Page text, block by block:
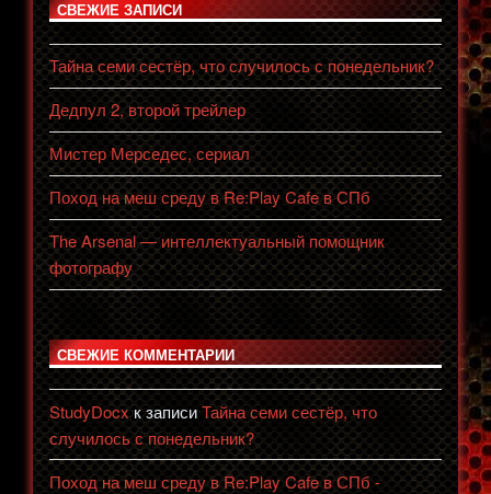
СВЕЖИЕ ЗАПИСИ
Тайна семи сестёр, что случилось с понедельник?
Дедпул 2, второй трейлер
Мистер Мерседес, сериал
Поход на меш среду в Re:Play Cafe в СПб
The Arsenal — интеллектуальный помощник
фотографу
СВЕЖИЕ КОММЕНТАРИИ
StudyDocxк записиТайна семи сестёр, что
случилось с понедельник?
Поход на меш среду в Re:Play Cafe в СПб -